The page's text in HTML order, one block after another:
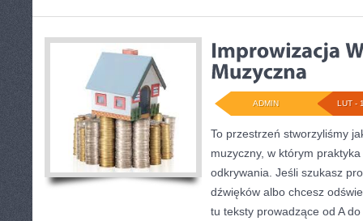
LUT -
ADMIN
To przestrzeń stworzyliśmy
muzyczny, w którym
odkrywania. Jeśli szukasz
dźwięków albo chcesz
tu teksty prowadzące od A